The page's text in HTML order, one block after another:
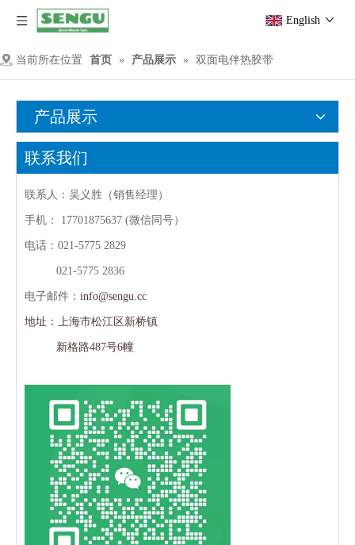
English
当前所在位置 首页 » 产品展示 » 双面电伴热胶带
产品展示
联系我们
联系人：吴义胜（销售经理）
手机： 17701875637 (微信同号）
电话：021-5775 2829
021-5775 2836
电子邮件： info@sengu.cc
地址：上海市松江区新桥镇
新格路487号6幢